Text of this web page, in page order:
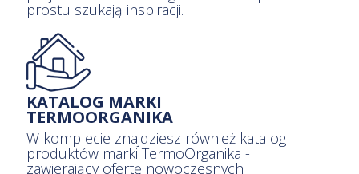
KATALOG MARKI
TERMOORGANIKA
W komplecie znajdziesz również katalog
produktów marki TermoOrganika -
zawierający ofertę nowoczesnych
systemów ociepleń budynków.